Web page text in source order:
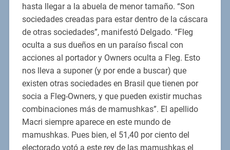
hasta llegar a la abuela de menor tamaño. “Son
sociedades creadas para estar dentro de la cáscara
de otras sociedades”, manifestó Delgado. “Fleg
oculta a sus dueños en un paraíso fiscal con
acciones al portador y Owners oculta a Fleg. Esto
nos lleva a suponer (y por ende a buscar) que
existen otras sociedades en Brasil que tienen por
socia a Fleg-Owners, y que pueden existir muchas
combinaciones más de mamushkas”. El apellido
Macri siempre aparece en este mundo de
mamushkas. Pues bien, el 51,40 por ciento del
electorado votó a este rey de las mamushkas el